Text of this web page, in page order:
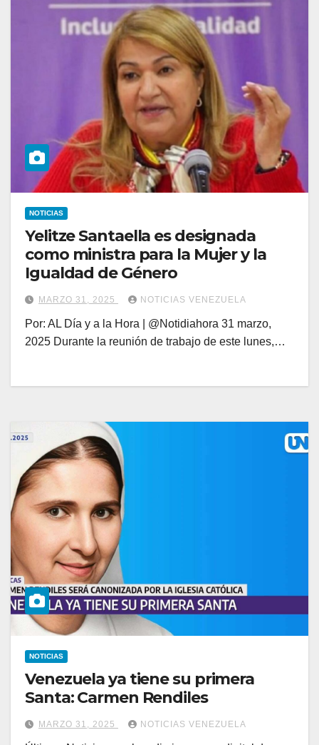
NOTICIAS
Yelitze Santaella es designada
como ministra para la Mujer y la
Igualdad de Género
MARZO 31, 2025 NOTICIAS VENEZUELA
Por: AL Día y a la Hora | @Notidiahora 31 marzo,
2025 Durante la reunión de trabajo de este lunes,…
NOTICIAS
Venezuela ya tiene su primera
Santa: Carmen Rendiles
MARZO 31, 2025 NOTICIAS VENEZUELA